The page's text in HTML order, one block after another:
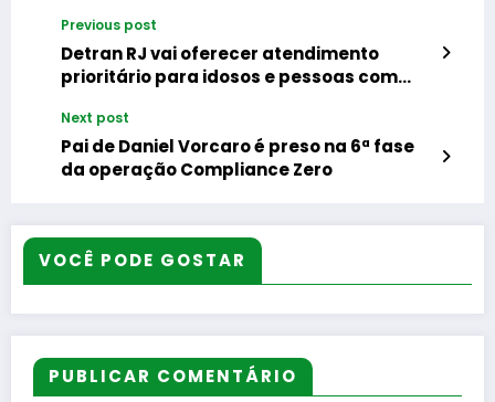
Previous post
Detran RJ vai oferecer atendimento
prioritário para idosos e pessoas com
Next post
Pai de Daniel Vorcaro é preso na 6ª fase
da operação Compliance Zero
VOCÊ PODE GOSTAR
PUBLICAR COMENTÁRIO